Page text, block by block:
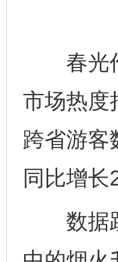
春光作
市场热度
跨省游客
同比增
数据跃